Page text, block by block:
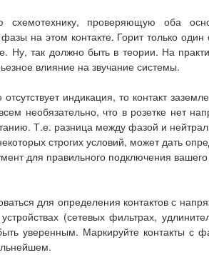
проверяющую оба
на этом контакте. Горит только
Ну, так должно быть в теории. На
влияние на звучание системы.
индикация, то контакт
необязательно, что в розетке нет
Т.е. разница между фазой и
строгих условий, может дать
для правильного подключения
для определения контактов с
устройствах (сетевых фильтрах,
уверенным. Маркируйте контакты с